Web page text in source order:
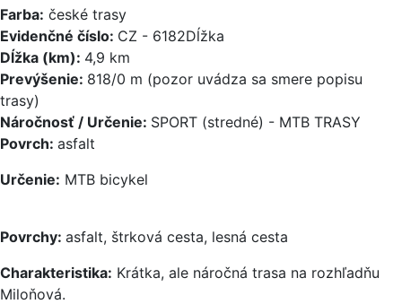
Farba: české trasy
Evidenčné číslo: CZ - 6182Dĺžka
Dĺžka (km): 4,9 km
Prevýšenie: 818/0 m (pozor uvádza sa smere popisu
trasy)
Náročnosť / Určenie: SPORT (stredné) - MTB TRASY
Povrch: asfalt
Určenie: MTB bicykel
Povrchy: asfalt, štrková cesta, lesná cesta
Charakteristika: Krátka, ale náročná trasa na rozhľadňu
Miloňová.